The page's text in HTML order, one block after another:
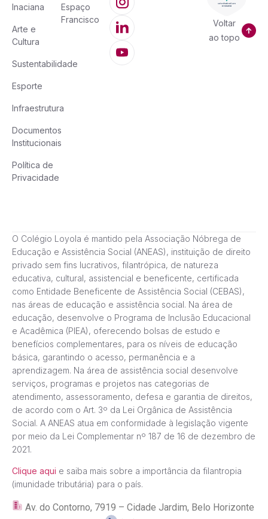
Inaciana
Arte e
Cultura
Sustentabilidade
Esporte
Infraestrutura
Documentos
Institucionais
Política de
Privacidade
Espaço
Francisco
Voltar
ao topo
O Colégio Loyola é mantido pela Associação Nóbrega de
Educação e Assistência Social (ANEAS), instituição de direito
privado sem fins lucrativos, filantrópica, de natureza
educativa, cultural, assistencial e beneficente, certificada
como Entidade Beneficente de Assistência Social (CEBAS),
nas áreas de educação e assistência social. Na área de
educação, desenvolve o Programa de Inclusão Educacional
e Acadêmica (PIEA), oferecendo bolsas de estudo e
benefícios complementares, para os níveis de educação
básica, garantindo o acesso, permanência e a
aprendizagem. Na área de assistência social desenvolve
serviços, programas e projetos nas categorias de
atendimento, assessoramento, defesa e garantia de direitos,
de acordo com o Art. 3º da Lei Orgânica de Assistência
Social. A ANEAS atua em conformidade à legislação vigente
por meio da Lei Complementar nº 187 de 16 de dezembro de
2021.
Clique aqui e saiba mais sobre a importância da filantropia
(imunidade tributária) para o país.
Av. do Contorno, 7919 – Cidade Jardim, Belo Horizonte